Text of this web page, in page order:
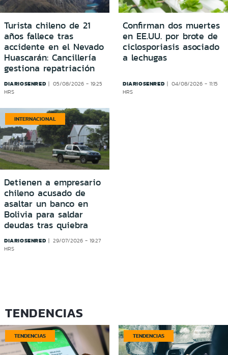
Turista chileno de 21
años fallece tras
accidente en el Nevado
Huascarán: Cancillería
gestiona repatriación
DIARIOSENRED
05/08/2026 - 19:25
HRS
Confirman dos muertes
en EE.UU. por brote de
ciclosporiasis asociado
a lechugas
DIARIOSENRED
04/08/2026 - 11:15
HRS
INTERNACIONAL
Detienen a empresario
chileno acusado de
asaltar un banco en
Bolivia para saldar
deudas tras quiebra
DIARIOSENRED
29/07/2026 - 19:27
HRS
TENDENCIAS
TENDENCIAS TENDENCIAS